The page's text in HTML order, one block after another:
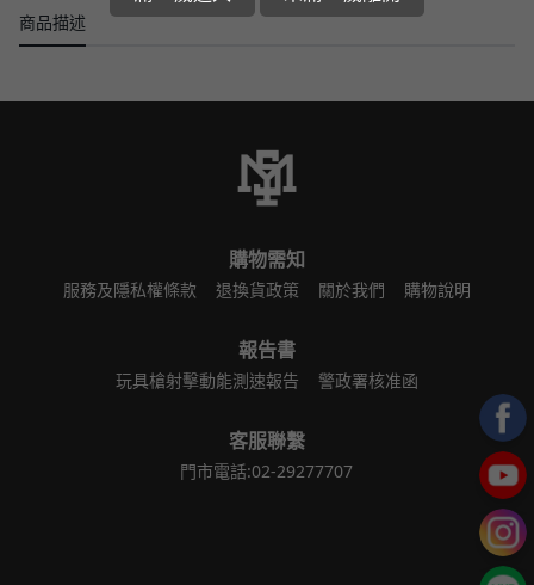
商品描述
購物需知
服務及隱私權條款 退換貨政策 關於我們 購物說明
報告書
玩具槍射擊動能測速報告 警政署核准函
客服聯繫
門市電話:02-29277707